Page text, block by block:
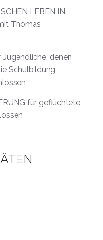
LEBEN IN
Thomas
Jugendliche, denen
Schulbildung
für geflüchtete